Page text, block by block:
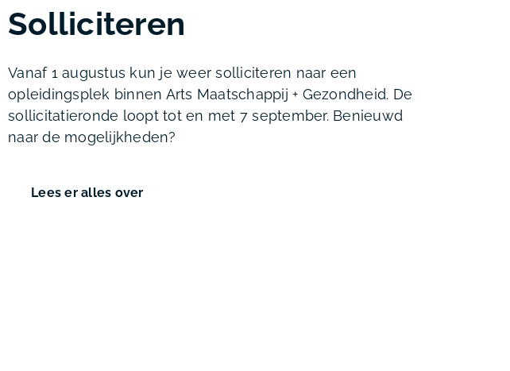
Solliciteren
Vanaf 1 augustus kun je weer solliciteren naar een
opleidingsplek binnen Arts Maatschappij + Gezondheid. De
sollicitatieronde loopt tot en met 7 september. Benieuwd
naar de mogelijkheden?
Lees er alles over